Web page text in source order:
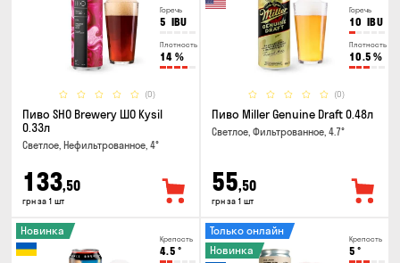
Горечь
5 IBU
Плотность
14 %
(0)
Пиво SHO Brewery ШО Kysil
0.33л
Светлое, Нефильтрованное, 4°
133,50
грн за 1 шт
Горечь
10 IBU
Плотность
10.5 %
(0)
Пиво Miller Genuine Draft 0.48л
Светлое, Фильтрованное, 4.7°
55,50
грн за 1 шт
Крепость
4.5 °
Новинка
Крепость
5 °
Только онлайн
Новинка